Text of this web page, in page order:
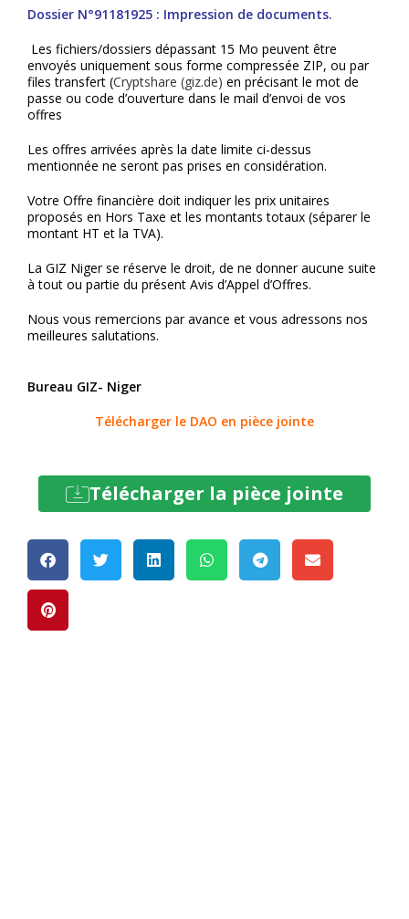
Dossier N°91181925 : Impression de documents.
Les fichiers/dossiers dépassant 15 Mo peuvent être
envoyés uniquement sous forme compressée ZIP, ou par
files transfert (Cryptshare (giz.de) en précisant le mot de
passe ou code d’ouverture dans le mail d’envoi de vos
offres
Les offres arrivées après la date limite ci-dessus
mentionnée ne seront pas prises en considération.
Votre Offre financière doit indiquer les prix unitaires
proposés en Hors Taxe et les montants totaux (séparer le
montant HT et la TVA).
La GIZ Niger se réserve le droit, de ne donner aucune suite
à tout ou partie du présent Avis d’Appel d’Offres.
Nous vous remercions par avance et vous adressons nos
meilleures salutations.
Bureau GIZ- Niger
Télécharger le DAO en pièce jointe
Télécharger la pièce jointe